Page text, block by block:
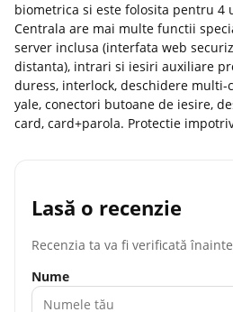
biometrica si este folosita pentru 4
Centrala are mai multe functii
server inclusa (interfata web
distanta), intrari si iesiri auxiliare
duress, interlock, deschidere
yale, conectori butoane de iesire,
card, card+parola. Protectie
Lasă o recenzie
Recenzia ta va fi verificată
Nume